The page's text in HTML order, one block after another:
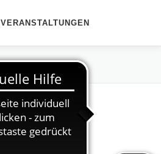
VERANSTALTUNGEN